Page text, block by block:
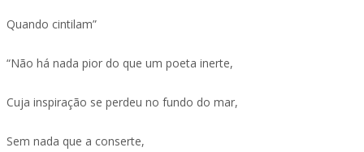
Quando cintilam”
“Não há nada pior do que um poeta inerte,
Cuja inspiração se perdeu no fundo do mar,
Sem nada que a conserte,